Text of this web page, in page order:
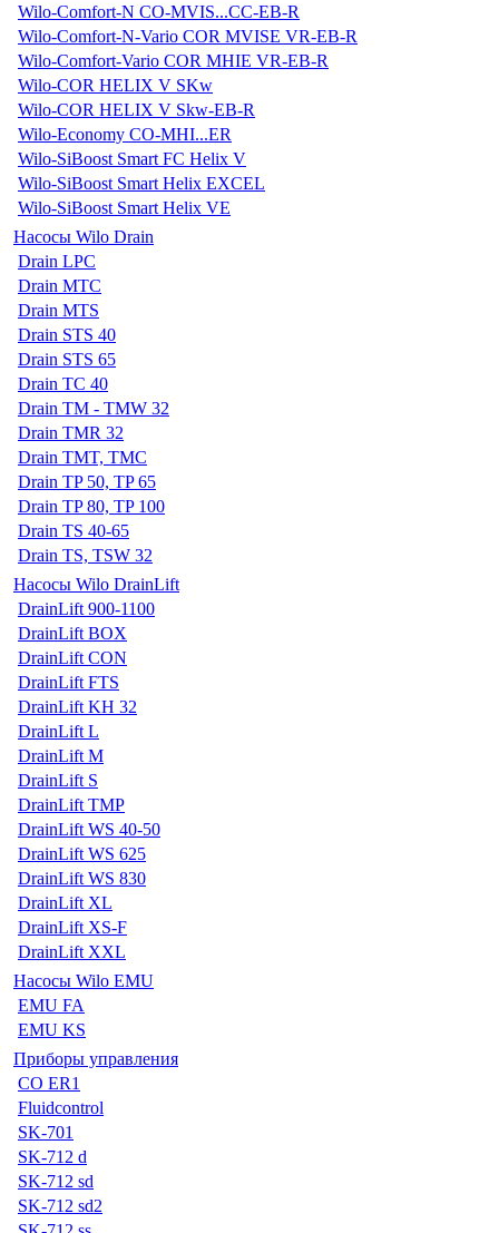
Wilo-Comfort-N CO-MVIS...CC-EB-R
Wilo-Comfort-N-Vario COR MVISE VR-EB-R
Wilo-Comfort-Vario COR MHIE VR-EB-R
Wilo-COR HELIX V SKw
Wilo-COR HELIX V Skw-EB-R
Wilo-Economy CO-MHI...ER
Wilo-SiBoost Smart FC Helix V
Wilo-SiBoost Smart Helix EXCEL
Wilo-SiBoost Smart Helix VE
Насосы Wilo Drain
Drain LPC
Drain MTC
Drain MTS
Drain STS 40
Drain STS 65
Drain TC 40
Drain TM - TMW 32
Drain TMR 32
Drain TMT, TMC
Drain TP 50, TP 65
Drain TP 80, TP 100
Drain TS 40-65
Drain TS, TSW 32
Насосы Wilo DrainLift
DrainLift 900-1100
DrainLift BOX
DrainLift CON
DrainLift FTS
DrainLift KH 32
DrainLift L
DrainLift M
DrainLift S
DrainLift TMP
DrainLift WS 40-50
DrainLift WS 625
DrainLift WS 830
DrainLift XL
DrainLift XS-F
DrainLift XXL
Насосы Wilo EMU
EMU FA
EMU KS
Приборы управления
CO ER1
Fluidcontrol
SK-701
SK-712 d
SK-712 sd
SK-712 sd2